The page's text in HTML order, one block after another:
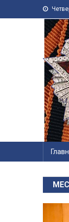
Skip to content